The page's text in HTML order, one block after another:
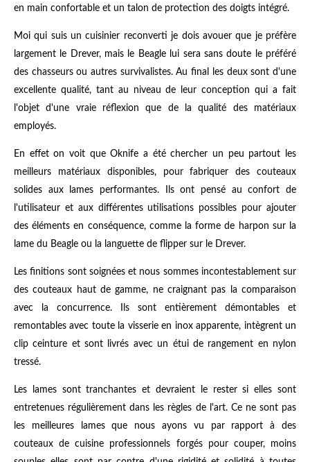
en main confortable et un talon de protection des doigts intégré.
Moi qui suis un cuisinier reconverti je dois avouer que je préfère
largement le Drever, mais le Beagle lui sera sans doute le préféré
des chasseurs ou autres survivalistes. Au final les deux sont d'une
excellente qualité, tant au niveau de leur conception qui a fait
l'objet d'une vraie réflexion que de la qualité des matériaux
employés.
En effet on voit que Oknife a été chercher un peu partout les
meilleurs matériaux disponibles, pour fabriquer des couteaux
solides aux lames performantes. Ils ont pensé au confort de
l'utilisateur et aux différentes utilisations possibles pour ajouter
des éléments en conséquence, comme la forme de harpon sur la
lame du Beagle ou la languette de flipper sur le Drever.
Les finitions sont soignées et nous sommes incontestablement sur
des couteaux haut de gamme, ne craignant pas la comparaison
avec la concurrence. Ils sont entièrement démontables et
remontables avec toute la visserie en inox apparente, intègrent un
clip ceinture et sont livrés avec un étui de rangement en nylon
tressé.
Les lames sont tranchantes et devraient le rester si elles sont
entretenues régulièrement dans les règles de l'art. Ce ne sont pas
les meilleures lames que nous ayons vu par rapport à des
couteaux de cuisine professionnels forgés pour couper, moins